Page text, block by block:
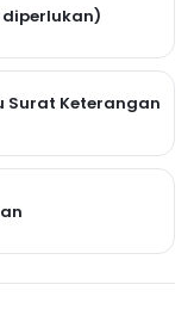
diperlukan)
Surat Keterangan